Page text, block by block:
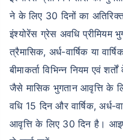
ने के लिए 30 दिनों का
इंश्योरेंस ग्रेस अवधि प्रीमियम
त्रैमासिक, अर्ध-वार्षिक या
बीमाकर्ता विभिन्न नियम एवं
जैसे मासिक भुगतान आवृत्ति के
वधि 15 दिन और वार्षिक, अर्ध-
आवृत्ति के लिए 30 दिन है।